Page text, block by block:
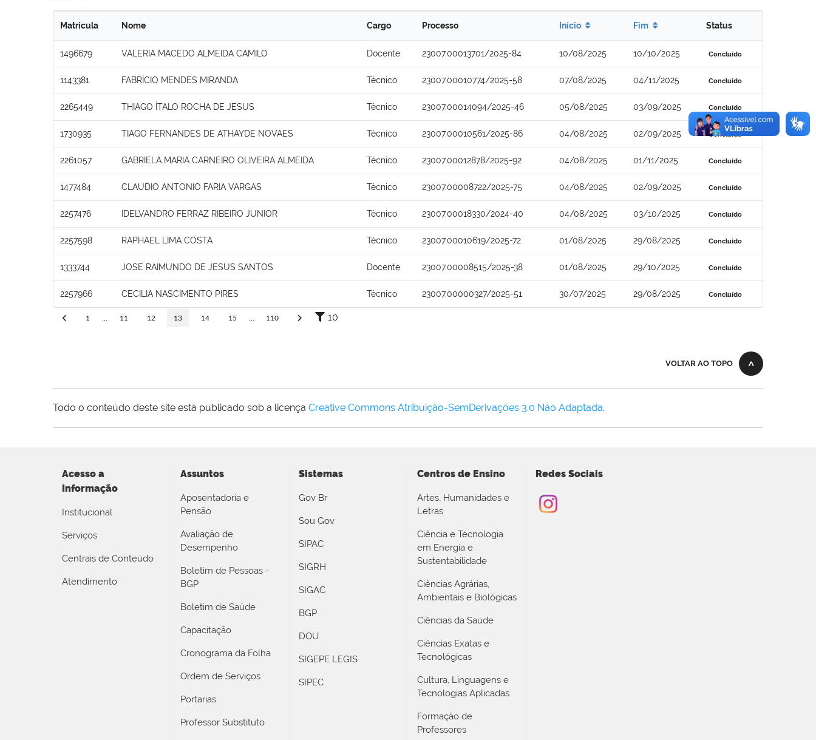
Matrícula Nome Cargo Processo Início Fim Status
1496679 VALERIA MACEDO ALMEIDA CAMILO Docente 23007.00013701/2025-84 10/08/2025 10/10/2025 Concluído
1143381 FABRÍCIO MENDES MIRANDA Técnico 23007.00010774/2025-58 07/08/2025 04/11/2025 Concluído
2265449 THIAGO ÍTALO ROCHA DE JESUS Técnico 23007.00014094/2025-46 05/08/2025 03/09/2025 Concluído
1730935 TIAGO FERNANDES DE ATHAYDE NOVAES Técnico 23007.00010561/2025-86 04/08/2025 02/09/2025 Concluído
2261057 GABRIELA MARIA CARNEIRO OLIVEIRA ALMEIDA Técnico 23007.00012878/2025-92 04/08/2025 01/11/2025 Concluído
1477484 CLAUDIO ANTONIO FARIA VARGAS Técnico 23007.00008722/2025-75 04/08/2025 02/09/2025 Concluído
2257476 IDELVANDRO FERRAZ RIBEIRO JUNIOR Técnico 23007.00018330/2024-40 04/08/2025 03/10/2025 Concluído
2257598 RAPHAEL LIMA COSTA Técnico 23007.00010619/2025-72 01/08/2025 29/08/2025 Concluído
1333744 JOSE RAIMUNDO DE JESUS SANTOS Docente 23007.00008515/2025-38 01/08/2025 29/10/2025 Concluído
2257966 CECILIA NASCIMENTO PIRES Técnico 23007.00000327/2025-51 30/07/2025 29/08/2025 Concluído
1 11 12 13 14 15 110 10
VOLTAR AO TOPO
Todo o conteúdo deste site está publicado sob a licença Creative Commons Atribuição-SemDerivações 3.0 Não Adaptada.
Acesso a
Informação
Institucional
Serviços
Centrais de Conteúdo
Atendimento
Assuntos
Aposentadoria e
Pensão
Avaliação de
Desempenho
Boletim de Pessoas -
BGP
Boletim de Saúde
Capacitação
Cronograma da Folha
Ordem de Serviços
Portarias
Professor Substituto
Sistemas
Gov Br
Sou Gov
SIPAC
SIGRH
SIGAC
BGP
DOU
SIGEPE LEGIS
SIPEC
Centros de Ensino
Artes, Humanidades e
Letras
Ciência e Tecnologia
em Energia e
Sustentabilidade
Ciências Agrárias,
Ambientais e Biológicas
Ciências da Saúde
Ciências Exatas e
Tecnológicas
Cultura, Linguagens e
Tecnologias Aplicadas
Formação de
Professores
Redes Sociais